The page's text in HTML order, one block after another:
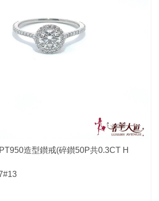
造型鑚戒(碎鑚50P共0.3CT H